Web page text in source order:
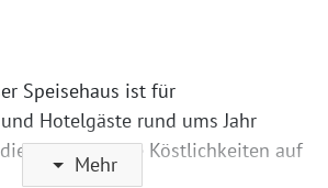
Speisehaus ist für
Hotelgäste rund ums Jahr
ganze Woche Köstlichkeiten auf
Mehr